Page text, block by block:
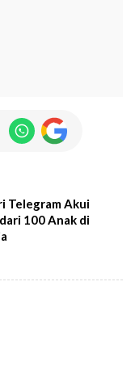
Telegram Akui
100 Anak di